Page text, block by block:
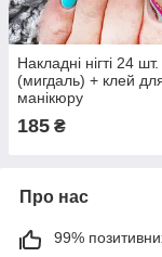
Накладні нігті 24 шт.
(мигдаль) + клей для
манікюру
185 ₴
Про нас
99%